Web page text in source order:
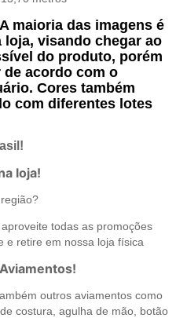
maioria das imagens é
visando chegar ao
do produto, porém
acordo com o
Cores também
com diferentes lotes
loja!
todas as promoções
e retire em nossa loja física
outros aviamentos como
costura, agulha de mão, botão